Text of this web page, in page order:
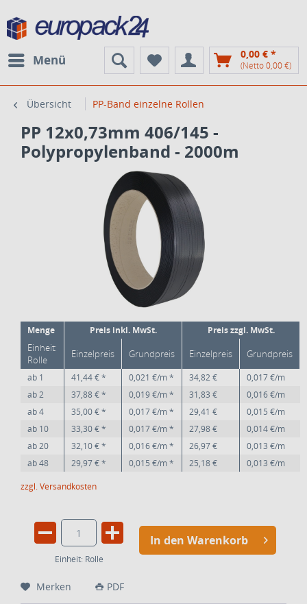
Menü 0,00 € *
(Netto 0,00 €)
Übersicht PP-Band einzelne Rollen
PP 12x0,73mm 406/145 -
Polypropylenband - 2000m
Menge Preis inkl. MwSt. Preis zzgl. MwSt.
Einheit:
Rolle
Einzelpreis Grundpreis Einzelpreis Grundpreis
ab 1 41,44 € * 0,021 €/m * 34,82 €
0,017 €/m
ab2 37,88 € * 0,019 €/m * 31,83 €
0,016 €/m
ab4 35,00 € * 0,017 €/m * 29,41 €
0,015 €/m
ab 10 33,30 € * 0,017 €/m * 27,98 €
0,014 €/m
ab20 32,10 € * 0,016 €/m * 26,97 €
0,013 €/m
ab48 29,97 € * 0,015 €/m * 25,18 €
0,013 €/m
zzgl. Versandkosten
Einheit: Rolle
In den Warenkorb
Merken PDF